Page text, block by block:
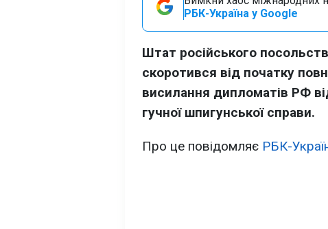
РБК-Україна у Google
Штат російського
скоротився від початку
висилання дипломатів РФ
гучної шпигунської справи.
Про це повідомляє РБК-